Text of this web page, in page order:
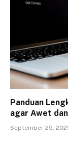
Panduan
agar Awet
September 25,